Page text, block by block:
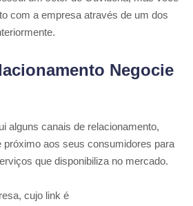
com a empresa através de um dos
Negocie
alguns canais de relacionamento,
próximo aos seus consumidores para
que disponibiliza no mercado.
cujo link é